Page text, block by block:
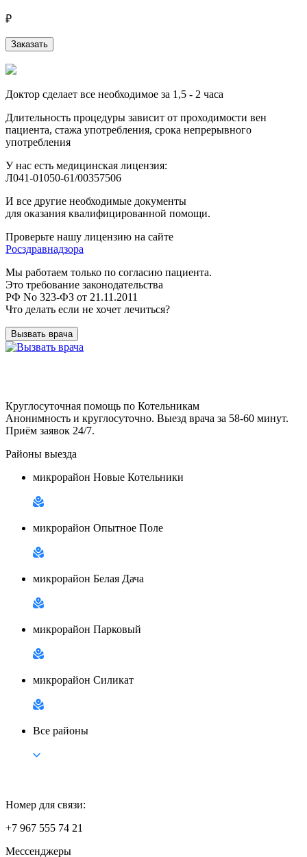
₽
Заказать
Доктор сделает все необходимое за 1,5 - 2 часа
Длительность процедуры зависит от проходимости вен
пациента, стажа употребления, срока непрерывного
употребления
У нас есть медицинская лицензия:
Л041-01050-61/00357506
И все другие необходимые документы
для оказания квалифицированной помощи.
Проверьте нашу лицензию на сайте
Росздравнадзора
Мы работаем только по согласию пациента.
Это требование законодательства
РФ No 323-ФЗ от 21.11.2011
Что делать если не хочет лечиться?
Вызвать врача
Круглосуточная помощь по Котельникам
Анонимность и круглосуточно. Выезд врача за 58-60 минут.
Приём заявок 24/7.
Районы выезда
микрорайон Новые Котельники
микрорайон Опытное Поле
микрорайон Белая Дача
микрорайон Парковый
микрорайон Силикат
Все районы
Номер для связи:
+7 967 555 74 21
Мессенджеры